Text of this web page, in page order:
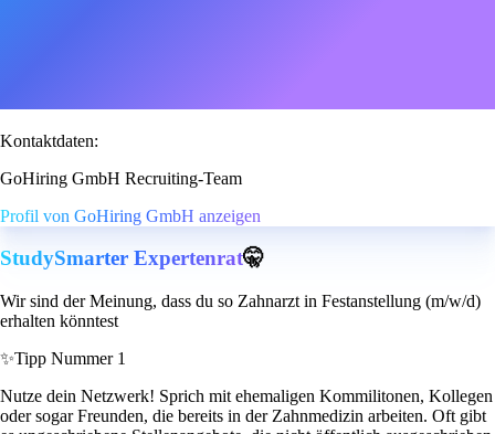
Kontaktdaten:
GoHiring GmbH Recruiting-Team
Profil von GoHiring GmbH anzeigen
StudySmarter Expertenrat🤫
Wir sind der Meinung, dass du so Zahnarzt in Festanstellung (m/w/d)
erhalten könntest
✨Tipp Nummer 1
Nutze dein Netzwerk! Sprich mit ehemaligen Kommilitonen, Kollegen
oder sogar Freunden, die bereits in der Zahnmedizin arbeiten. Oft gibt